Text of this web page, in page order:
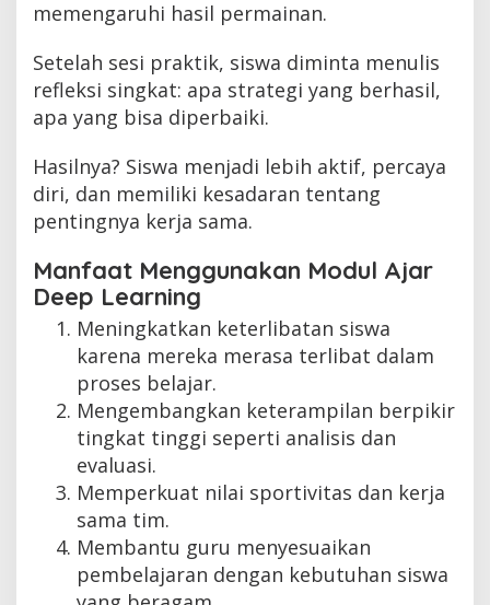
memengaruhi hasil permainan.
Setelah sesi praktik, siswa diminta menulis
refleksi singkat: apa strategi yang berhasil,
apa yang bisa diperbaiki.
Hasilnya? Siswa menjadi lebih aktif, percaya
diri, dan memiliki kesadaran tentang
pentingnya kerja sama.
Manfaat Menggunakan Modul Ajar
Deep Learning
Meningkatkan keterlibatan siswa
karena mereka merasa terlibat dalam
proses belajar.
Mengembangkan keterampilan berpikir
tingkat tinggi seperti analisis dan
evaluasi.
Memperkuat nilai sportivitas dan kerja
sama tim.
Membantu guru menyesuaikan
pembelajaran dengan kebutuhan siswa